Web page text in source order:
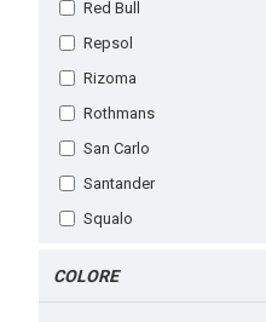
Red Bull
Repsol
Rizoma
Rothmans
San Carlo
Santander
Squalo
COLORE